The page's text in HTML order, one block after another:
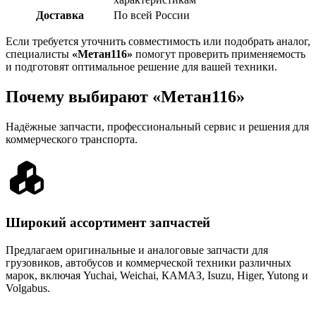
Доставка
По всей России
Если требуется уточнить совместимость или подобрать аналог,
специалисты «Метан116» помогут проверить применяемость
и подготовят оптимальное решение для вашей техники.
Почему выбирают «Метан116»
Надёжные запчасти, профессиональный сервис и решения для
коммерческого транспорта.
Широкий ассортимент запчастей
Предлагаем оригинальные и аналоговые запчасти для
грузовиков, автобусов и коммерческой техники различных
марок, включая Yuchai, Weichai, КАМАЗ, Isuzu, Higer, Yutong и
Volgabus.